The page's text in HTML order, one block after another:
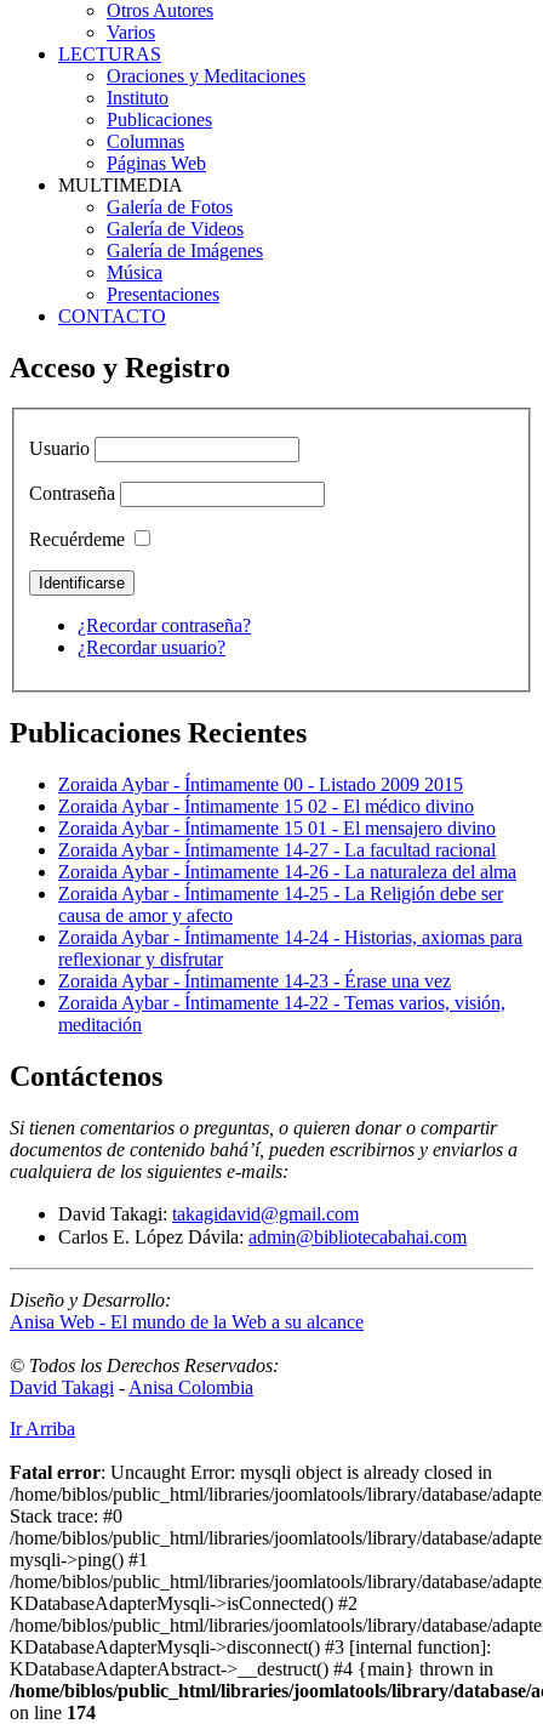
Otros Autores
Varios
LECTURAS
Oraciones y Meditaciones
Instituto
Publicaciones
Columnas
Páginas Web
MULTIMEDIA
Galería de Fotos
Galería de Videos
Galería de Imágenes
Música
Presentaciones
CONTACTO
Acceso y Registro
Usuario
Contraseña
Recuérdeme
¿Recordar contraseña?
¿Recordar usuario?
Publicaciones Recientes
Zoraida Aybar - Íntimamente 00 - Listado 2009 2015
Zoraida Aybar - Íntimamente 15 02 - El médico divino
Zoraida Aybar - Íntimamente 15 01 - El mensajero divino
Zoraida Aybar - Íntimamente 14-27 - La facultad racional
Zoraida Aybar - Íntimamente 14-26 - La naturaleza del alma
Zoraida Aybar - Íntimamente 14-25 - La Religión debe ser
causa de amor y afecto
Zoraida Aybar - Íntimamente 14-24 - Historias, axiomas para
reflexionar y disfrutar
Zoraida Aybar - Íntimamente 14-23 - Érase una vez
Zoraida Aybar - Íntimamente 14-22 - Temas varios, visión,
meditación
Contáctenos
Si tienen comentarios o preguntas, o quieren donar o compartir
documentos de contenido bahá’í, pueden escribirnos y enviarlos a
cualquiera de los siguientes e-mails:
David Takagi: takagidavid@gmail.com
Carlos E. López Dávila: admin@bibliotecabahai.com
Diseño y Desarrollo:
Anisa Web - El mundo de la Web a su alcance
© Todos los Derechos Reservados:
David Takagi - Anisa Colombia
Ir Arriba
Fatal error: Uncaught Error: mysqli object is already closed in
/home/biblos/public_html/libraries/joomlatools/library/database/
Stack trace: #0
/home/biblos/public_html/libraries/joomlatools/library/database/
mysqli->ping() #1
/home/biblos/public_html/libraries/joomlatools/library/database/
KDatabaseAdapterMysqli->isConnected() #2
/home/biblos/public_html/libraries/joomlatools/library/database/
KDatabaseAdapterMysqli->disconnect() #3 [internal function]:
KDatabaseAdapterAbstract->__destruct() #4 {main} thrown in
/home/biblos/public_html/libraries/joomlatools/library/database/
on line 174